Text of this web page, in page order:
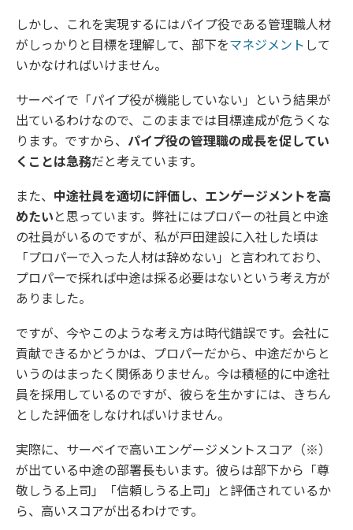
しかし、これを実現するにはパイプ役である管理職人材
がしっかりと目標を理解して、部下をマネジメント して
いかなければいけません。
サーベイで「パイプ役が機能していない」という結果が
出ているわけなので、このままでは目標達成が危うくな
ります。ですから、 パイプ役の管理職の成長を促してい
くことは急務だと考えています。
また、 中途社員を適切に評価し、エンゲージメントを高
めたいと思っています。弊社にはプロパーの社員と中途
の社員がいるのですが、私が戸田建設に入社した頃は
「プロパーで入った人材は辞めない」と言われており、
プロパーで採れば中途は採る必要はないという考え方が
ありました。
ですが、今やこのような考え方は時代錯誤です。会社に
貢献できるかどうかは、プロパーだから、中途だからと
いうのはまったく関係ありません。今は積極的に中途社
員を採用しているのですが、彼らを生かすには、きちん
とした評価をしなければいけません。
実際に、サーベイで高いエンゲージメントスコア（※）
が出ている中途の部署長もいます。彼らは部下から「尊
敬しうる上司」「信頼しうる上司」と評価されているか
ら、高いスコアが出るわけです。